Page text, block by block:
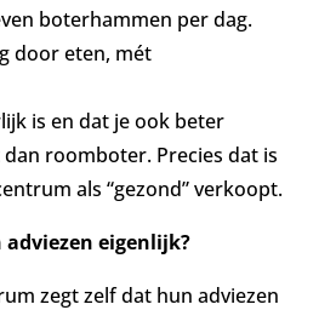
boterhammen per dag.
door eten, mét
is en dat je ook beter
roomboter. Precies dat is
als “gezond” verkoopt.
eigenlijk?
zegt zelf dat hun adviezen